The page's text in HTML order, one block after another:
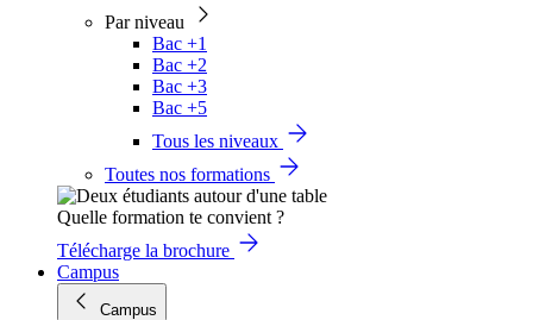
Par niveau
Bac +1
Bac +2
Bac +3
Bac +5
Tous les niveaux
Toutes nos formations
Quelle formation te convient ?
Télécharge la brochure
Campus
Campus